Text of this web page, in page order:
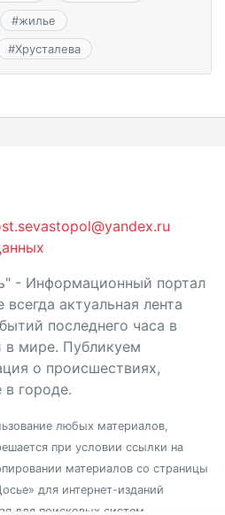
#жилье
#Хрусталева
- Информационный портал
актуальная лента
последнего часа в
в мире. Публикуем
о происшествиях,
в городе.
любых материалов,
при условии ссылки на
материалов со страницы
для интернет-изданий
для поисковых систем